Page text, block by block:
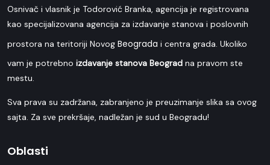
Osnivač i vlasnik je Todorović Branka, agencija je registrovana
kao specijalizovana agencija za izdavanje stanova i poslovnih
prostora na teritoriji Novog Beograda i centra grada. Ukoliko
vam je potrebno izdavanje stanova Beograd na pravom ste
mestu.
Sva prava su zadržana, zabranjeno je preuzimanje slika sa ovog
sajta. Za sve prekršaje, nadležan je sud u Beogradu!
Oblasti